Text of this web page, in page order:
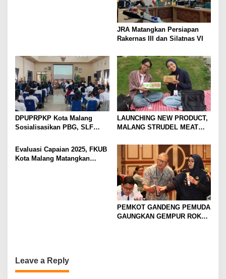
JRA Matangkan Persiapan
Rakernas III dan Silatnas VI
DPUPRPKP Kota Malang
Sosialisasikan PBG, SLF
SPPG
LAUNCHING NEW PRODUCT,
MALANG STRUDEL MEAT
Evaluasi Capaian 2025, FKUB
Kota Malang Matangkan
PEMKOT GANDENG PEMUDA
GAUNGKAN GEMPUR ROKOK
Leave a Reply